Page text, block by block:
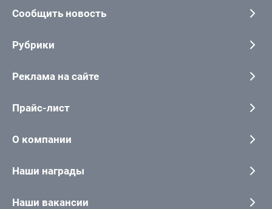
Сообщить новость
Рубрики
Реклама на сайте
Прайс-лист
О компании
Наши награды
Наши вакансии